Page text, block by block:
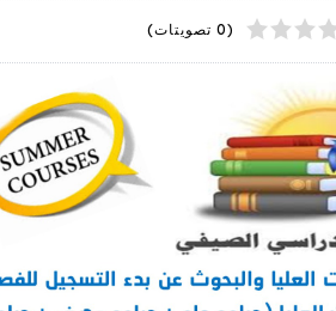
1
2
3
4
5 (0 تصويتات)